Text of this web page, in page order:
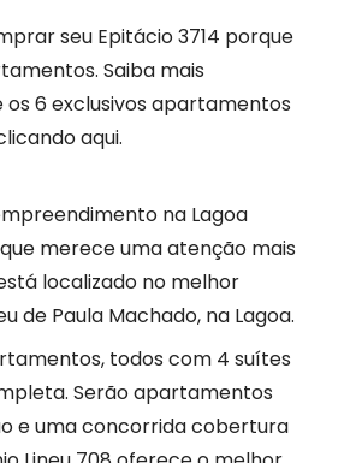
seu Epitácio 3714 porque
Saiba mais
6 exclusivos apartamentos
aqui.
na Lagoa
merece uma atenção mais
localizado no melhor
de Paula Machado, na Lagoa.
todos com 4 suítes
Serão apartamentos
e uma concorrida cobertura